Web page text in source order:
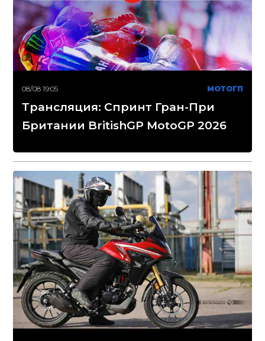
08/08 19:05 МОТОГП
Трансляция: Спринт Гран-При
Британии BritishGP MotoGP 2026